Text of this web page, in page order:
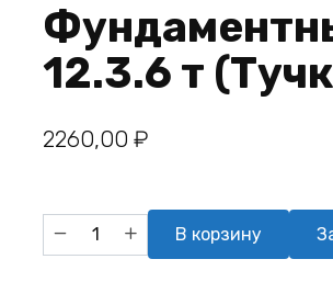
12.3.6 т
2260,00 ₽
Количество
товара
В корзину